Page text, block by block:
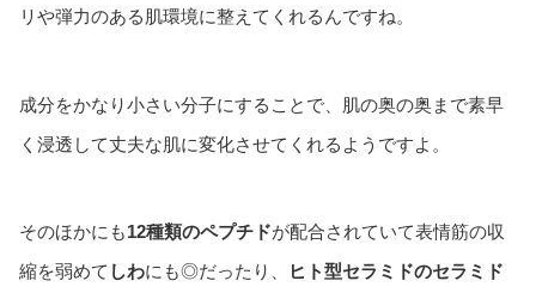
リや弾力のある肌環境に整えてくれるんですね。
成分をかなり小さい分子にすることで、肌の奥の奥まで素早
く浸透して丈夫な肌に変化させてくれるようですよ。
そのほかにも12種類のペプチドが配合されていて表情筋の収
縮を弱めて しわにも◎だったり、
ヒト型セラミドのセラミド